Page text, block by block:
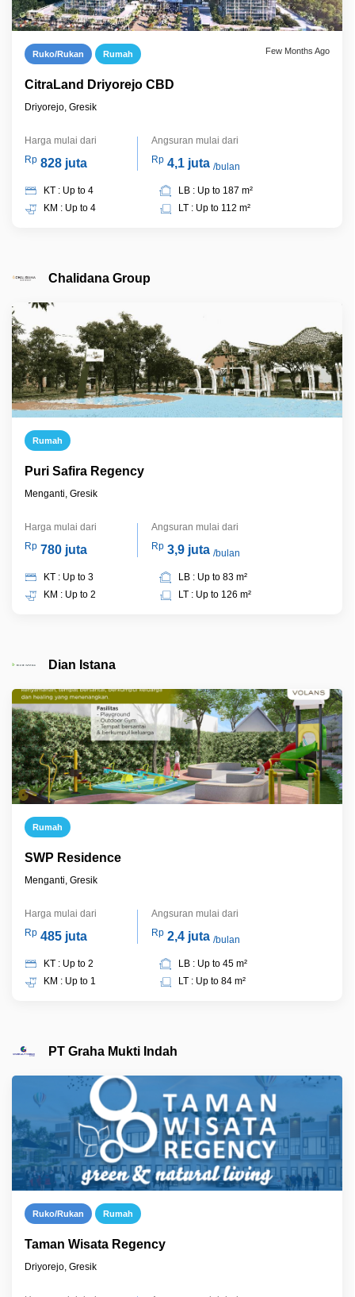
Ruko/Rukan Rumah Few Months Ago
CitraLand Driyorejo CBD
Driyorejo, Gresik
Harga mulai dari
Rp 828 juta
Angsuran mulai dari
Rp 4,1 juta /bulan
KT : Up to 4
KM : Up to 4
LB : Up to 187 m²
LT : Up to 112 m²
Chalidana Group
Rumah
Puri Safira Regency
Menganti, Gresik
Harga mulai dari
Rp 780 juta
Angsuran mulai dari
Rp 3,9 juta /bulan
KT : Up to 3
KM : Up to 2
LB : Up to 83 m²
LT : Up to 126 m²
Dian Istana
Rumah
SWP Residence
Menganti, Gresik
Harga mulai dari
Rp 485 juta
Angsuran mulai dari
Rp 2,4 juta /bulan
KT : Up to 2
KM : Up to 1
LB : Up to 45 m²
LT : Up to 84 m²
PT Graha Mukti Indah
Ruko/Rukan Rumah
Taman Wisata Regency
Driyorejo, Gresik